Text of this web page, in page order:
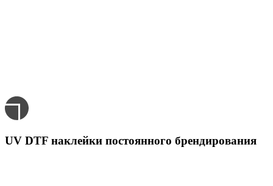
UV DTF наклейки постоянного брендирования